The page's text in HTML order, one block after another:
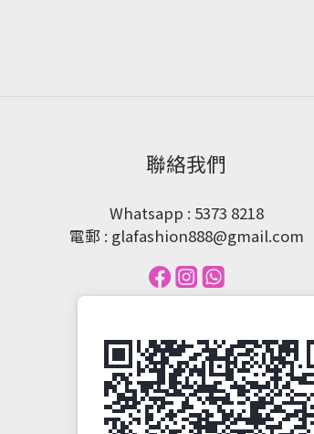
聯絡我們
Whatsapp : 5373 8218
電郵 : glafashion888@gmail.com